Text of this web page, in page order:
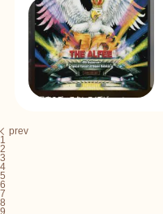
prev
1
2
3
4
5
6
7
8
9